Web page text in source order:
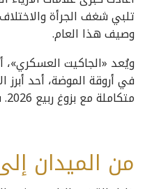
تلبي شغف الجرأة
وصيف هذا العام.
ويُعد «الجاكيت العسكري»،
في أروقة الموضة، أحد
متكاملة مع بزوغ ربيع 2026. فقد
من الميدان